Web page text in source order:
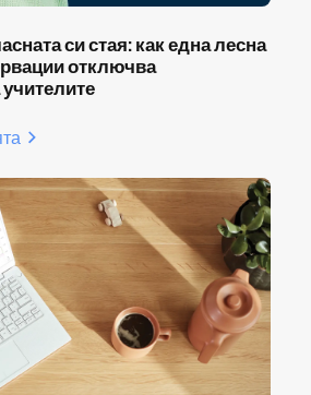
си стая: как една лесна
отключва